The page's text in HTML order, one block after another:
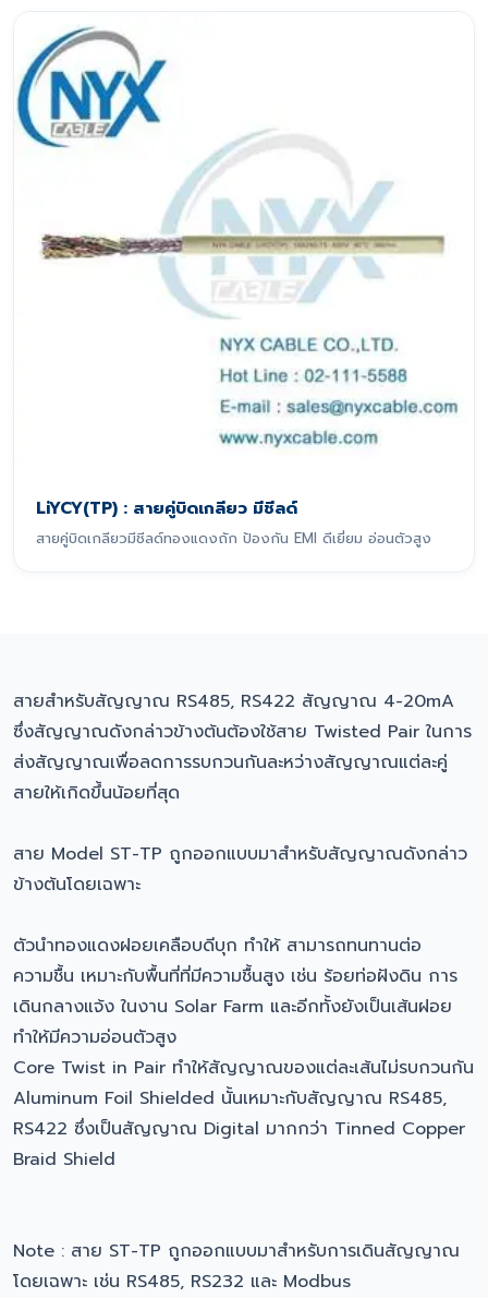
LiYCY(TP) : สายคู่บิดเกลียว มีชีลด์
สายคู่บิดเกลียวมีชีลด์ทองแดงถัก ป้องกัน EMI ดีเยี่ยม อ่อนตัวสูง
สายสำหรับสัญญาณ RS485, RS422 สัญญาณ 4-20mA
ซึ่งสัญญาณดังกล่าวข้างต้นต้องใช้สาย Twisted Pair ในการ
ส่งสัญญาณเพื่อลดการรบกวนกันละหว่างสัญญาณแต่ละคู่
สายให้เกิดขึ้นน้อยที่สุด
สาย Model ST-TP ถูกออกแบบมาสำหรับสัญญาณดังกล่าว
ข้างต้นโดยเฉพาะ
ตัวนำทองแดงฝอยเคลือบดีบุก ทำให้ สามารถทนทานต่อ
ความชื้น เหมาะกับพื้นที่ที่มีความชื้นสูง เช่น ร้อยท่อฝังดิน การ
เดินกลางแจ้ง ในงาน Solar Farm และอีกทั้งยังเป็นเส้นฝอย
ทำให้มีความอ่อนตัวสูง
Core Twist in Pair ทำให้สัญญาณของแต่ละเส้นไม่รบกวนกัน
Aluminum Foil Shielded นั้นเหมาะกับสัญญาณ RS485,
RS422 ซึ่งเป็นสัญญาณ Digital มากกว่า Tinned Copper
Braid Shield
Note : สาย ST-TP ถูกออกแบบมาสำหรับการเดินสัญญาณ
โดยเฉพาะ เช่น RS485, RS232 และ Modbus